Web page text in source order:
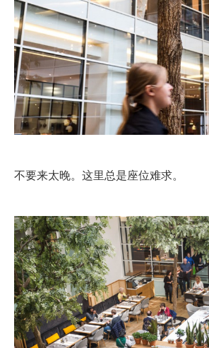
不要来太晚。这里总是座位难求。